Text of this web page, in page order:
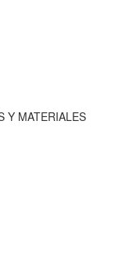
Y MATERIALES